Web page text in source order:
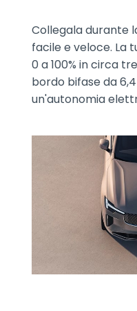
Collegala durante
facile e veloce. La
0 a 100% in circa
bordo bifase da
un'autonomia